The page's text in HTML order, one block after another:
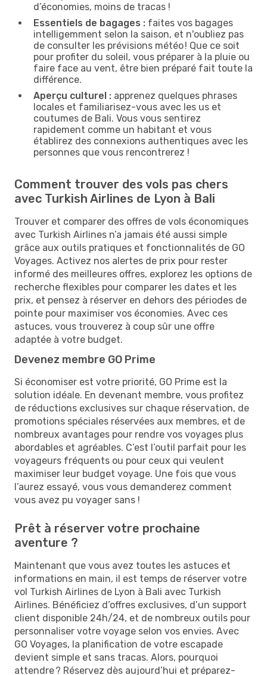
d’économies, moins de tracas !
Essentiels de bagages : faites vos bagages
intelligemment selon la saison, et n'oubliez pas
de consulter les prévisions météo ! Que ce soit
pour profiter du soleil, vous préparer à la pluie ou
faire face au vent, être bien préparé fait toute la
différence.
Aperçu culturel : apprenez quelques phrases
locales et familiarisez-vous avec les us et
coutumes de Bali. Vous vous sentirez
rapidement comme un habitant et vous
établirez des connexions authentiques avec les
personnes que vous rencontrerez !
Comment trouver des vols pas chers
avec Turkish Airlines de Lyon à Bali
Trouver et comparer des offres de vols économiques
avec Turkish Airlines n’a jamais été aussi simple
grâce aux outils pratiques et fonctionnalités de GO
Voyages. Activez nos alertes de prix pour rester
informé des meilleures offres, explorez les options de
recherche flexibles pour comparer les dates et les
prix, et pensez à réserver en dehors des périodes de
pointe pour maximiser vos économies. Avec ces
astuces, vous trouverez à coup sûr une offre
adaptée à votre budget.
Devenez membre GO Prime
Si économiser est votre priorité, GO Prime est la
solution idéale. En devenant membre, vous profitez
de réductions exclusives sur chaque réservation, de
promotions spéciales réservées aux membres, et de
nombreux avantages pour rendre vos voyages plus
abordables et agréables. C’est l’outil parfait pour les
voyageurs fréquents ou pour ceux qui veulent
maximiser leur budget voyage. Une fois que vous
l’aurez essayé, vous vous demanderez comment
vous avez pu voyager sans !
Prêt à réserver votre prochaine
aventure ?
Maintenant que vous avez toutes les astuces et
informations en main, il est temps de réserver votre
vol Turkish Airlines de Lyon à Bali avec Turkish
Airlines. Bénéficiez d’offres exclusives, d’un support
client disponible 24h/24, et de nombreux outils pour
personnaliser votre voyage selon vos envies. Avec
GO Voyages, la planification de votre escapade
devient simple et sans tracas. Alors, pourquoi
attendre ? Réservez dès aujourd’hui et préparez-